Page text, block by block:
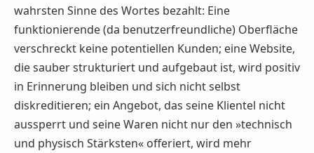
wahrsten Sinne des Wortes bezahlt: Eine
funktionierende (da benutzerfreundliche) Oberfläche
verschreckt keine potentiellen Kunden; eine Website,
die sauber strukturiert und aufgebaut ist, wird positiv
in Erinnerung bleiben und sich nicht selbst
diskreditieren; ein Angebot, das seine Klientel nicht
aussperrt und seine Waren nicht nur den »technisch
und physisch Stärksten« offeriert, wird mehr